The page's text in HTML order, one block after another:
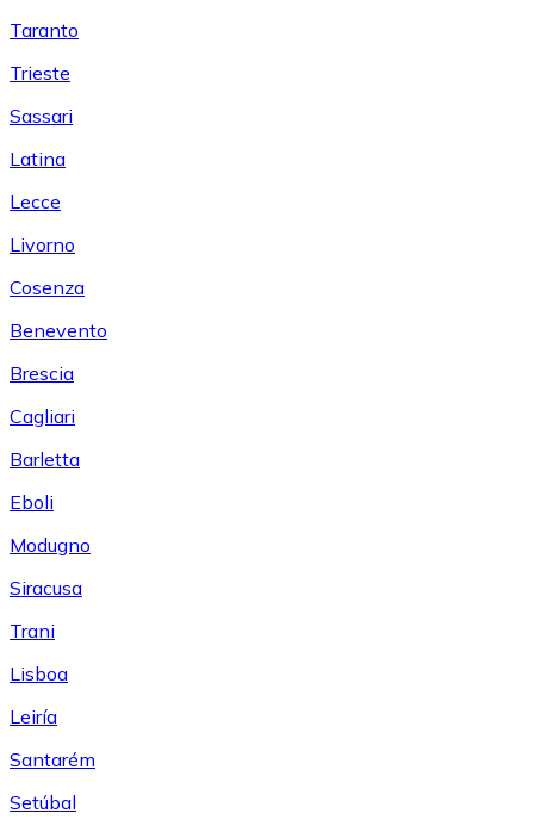
Taranto
Trieste
Sassari
Latina
Lecce
Livorno
Cosenza
Benevento
Brescia
Cagliari
Barletta
Eboli
Modugno
Siracusa
Trani
Lisboa
Leiría
Santarém
Setúbal